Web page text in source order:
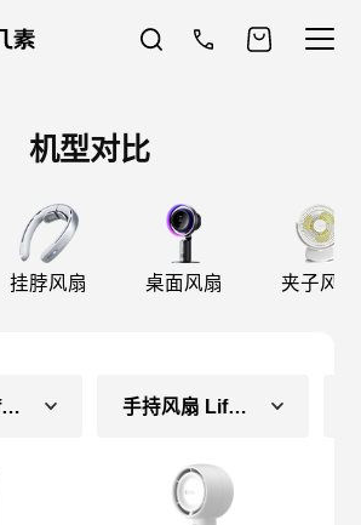
机型对比
挂脖风扇 桌面风扇 夹子风扇
手持风扇 Life8（常规款） 手持风扇 Life5（长续航款）